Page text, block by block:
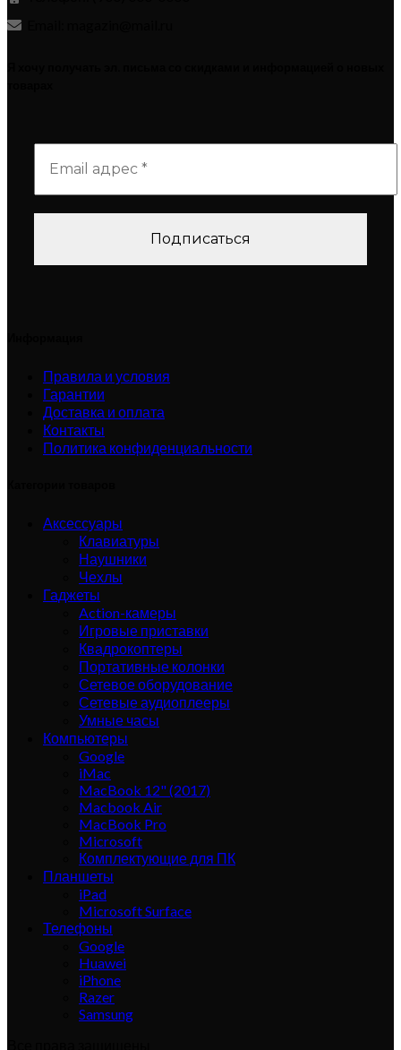
Правила и условия
Гарантии
Доставка и оплата
Контакты
Политика конфиденциальности
Аксессуары
Клавиатуры
Наушники
Чехлы
Гаджеты
Action-камеры
Игровые приставки
Квадрокоптеры
Портативные колонки
Сетевое оборудование
Сетевые аудиоплееры
Умные часы
Компьютеры
Google
iMac
MacBook 12" (2017)
Macbook Air
MacBook Pro
Microsoft
Комплектующие для ПК
Планшеты
iPad
Microsoft Surface
Телефоны
Google
Huawei
iPhone
Razer
Samsung